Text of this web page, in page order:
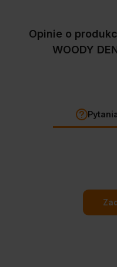
Opinie o
WOODY